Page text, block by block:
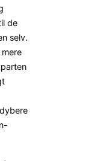
de
selv.